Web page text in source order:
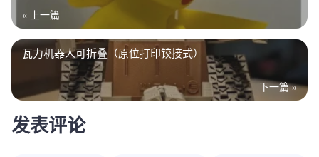
« 上一篇
瓦力机器人可折叠（原位打印铰接式）
下一篇 »
发表评论